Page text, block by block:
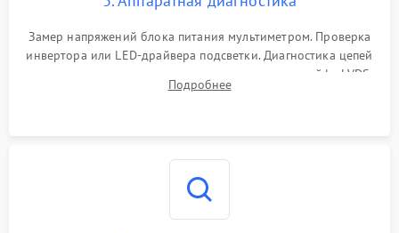
Поломка системы защиты
Замер напряжений блока питания мультиметром. Проверка
инвертора или LED-драйвера подсветки. Диагностика цепей
питания скалера и тестирование сигналов на шлейфе LVDS
Подробнее